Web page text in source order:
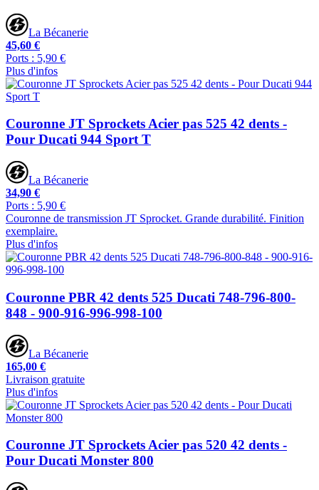
La Bécanerie
45,60 €
Ports : 5,90 €
Plus d'infos
Couronne JT Sprockets Acier pas 525 42 dents -
Pour Ducati 944 Sport T
La Bécanerie
34,90 €
Ports : 5,90 €
Couronne de transmission JT Sprocket. Grande durabilité. Finition
exemplaire.
Plus d'infos
Couronne PBR 42 dents 525 Ducati 748-796-800-
848 - 900-916-996-998-100
La Bécanerie
165,00 €
Livraison gratuite
Plus d'infos
Couronne JT Sprockets Acier pas 520 42 dents -
Pour Ducati Monster 800